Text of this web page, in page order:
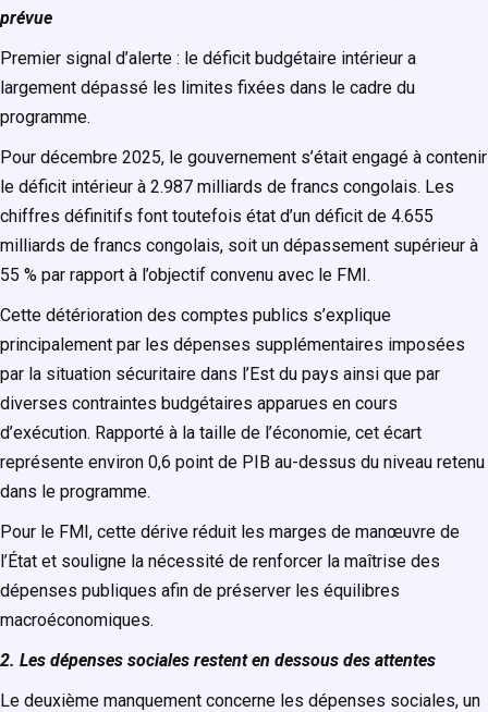
prévue
Premier signal d’alerte : le déficit budgétaire intérieur a
largement dépassé les limites fixées dans le cadre du
programme.
Pour décembre 2025, le gouvernement s’était engagé à contenir
le déficit intérieur à 2.987 milliards de francs congolais. Les
chiffres définitifs font toutefois état d’un déficit de 4.655
milliards de francs congolais, soit un dépassement supérieur à
55 % par rapport à l’objectif convenu avec le FMI.
Cette détérioration des comptes publics s’explique
principalement par les dépenses supplémentaires imposées
par la situation sécuritaire dans l’Est du pays ainsi que par
diverses contraintes budgétaires apparues en cours
d’exécution. Rapporté à la taille de l’économie, cet écart
représente environ 0,6 point de PIB au-dessus du niveau retenu
dans le programme.
Pour le FMI, cette dérive réduit les marges de manœuvre de
l’État et souligne la nécessité de renforcer la maîtrise des
dépenses publiques afin de préserver les équilibres
macroéconomiques.
2. Les dépenses sociales restent en dessous des attentes
Le deuxième manquement concerne les dépenses sociales, un